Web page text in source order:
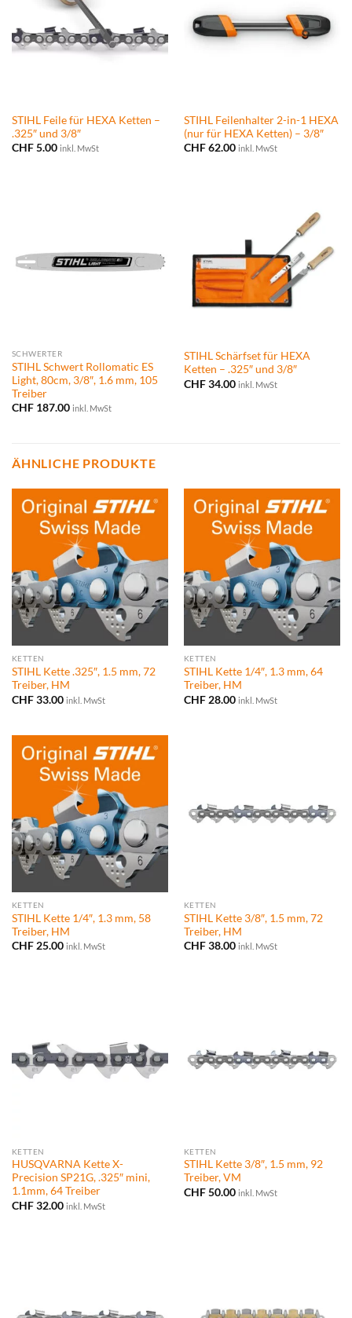
STIHL Feile für HEXA Ketten –
.325″ und 3/8″
CHF5.00 inkl. MwSt
STIHL Feilenhalter 2-in-1 HEXA
(nur für HEXA Ketten) – 3/8″
CHF62.00 inkl. MwSt
SCHWERTER
STIHL Schwert Rollomatic ES
Light, 80cm, 3/8″, 1.6 mm, 105
Treiber
CHF187.00 inkl. MwSt
STIHL Schärfset für HEXA
Ketten – .325″ und 3/8″
CHF34.00 inkl. MwSt
ÄHNLICHE PRODUKTE
KETTEN
STIHL Kette .325″, 1.5 mm, 72
Treiber, HM
CHF33.00 inkl. MwSt
KETTEN
STIHL Kette 1/4″, 1.3 mm, 64
Treiber, HM
CHF28.00 inkl. MwSt
KETTEN
STIHL Kette 1/4″, 1.3 mm, 58
Treiber, HM
CHF25.00 inkl. MwSt
KETTEN
STIHL Kette 3/8″, 1.5 mm, 72
Treiber, HM
CHF38.00 inkl. MwSt
KETTEN
HUSQVARNA Kette X-
Precision SP21G, .325″ mini,
1.1mm, 64 Treiber
CHF32.00 inkl. MwSt
KETTEN
STIHL Kette 3/8″, 1.5 mm, 92
Treiber, VM
CHF50.00 inkl. MwSt